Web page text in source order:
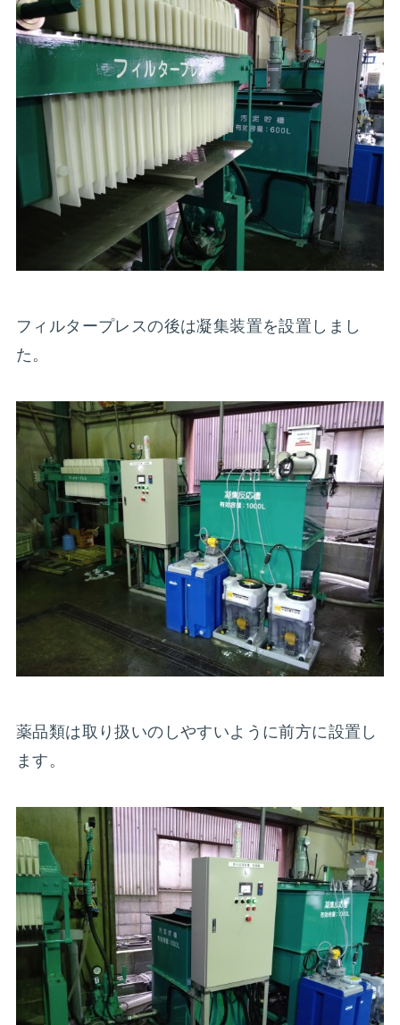
フィルタープレスの後は凝集装置を設置しまし
た。
薬品類は取り扱いのしやすいように前方に設置し
ます。